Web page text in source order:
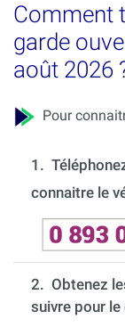
Comment
garde
août 2026
Pour
1.
connaitre le
2. Obtenez
suivre pour